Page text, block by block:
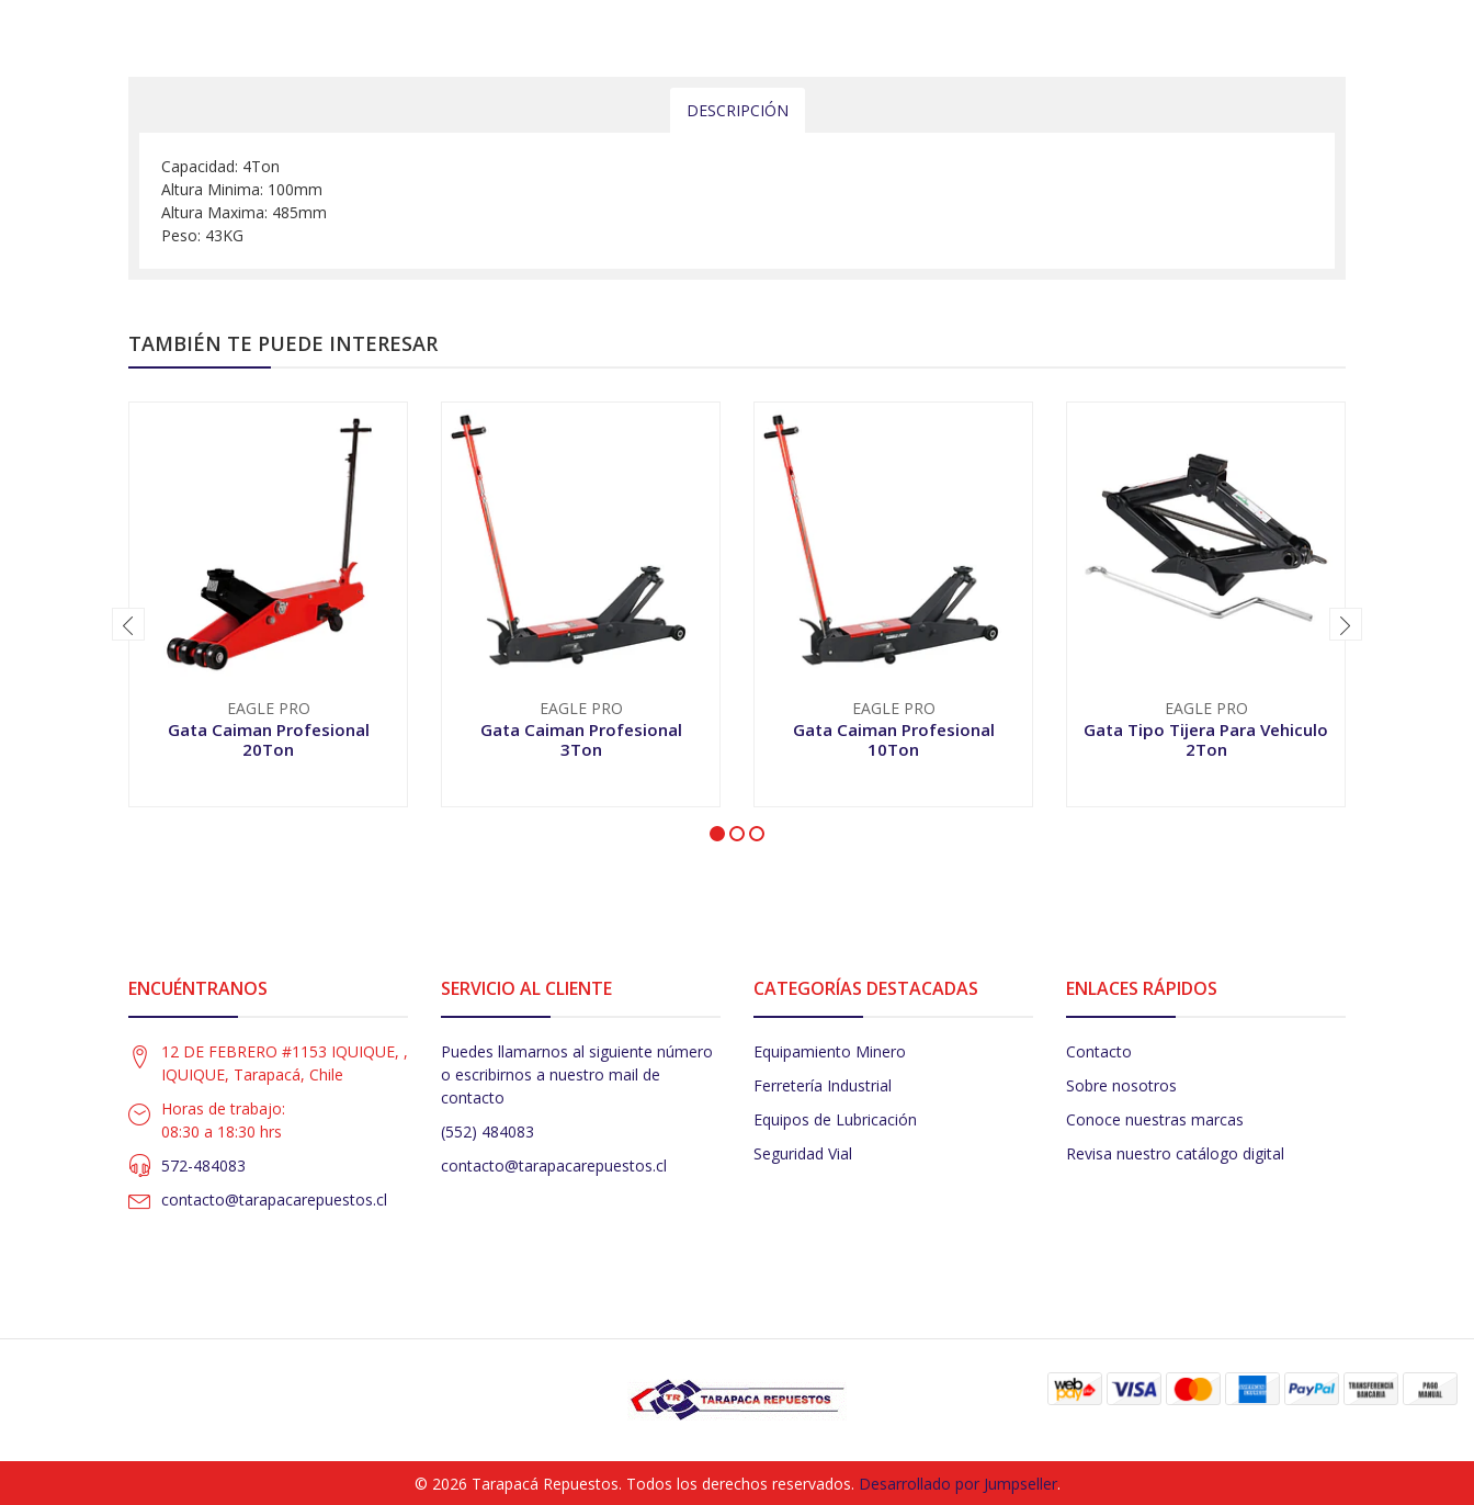
DESCRIPCIÓN
Capacidad: 4Ton
Altura Minima: 100mm
Altura Maxima: 485mm
Peso: 43KG
TAMBIÉN TE PUEDE INTERESAR
EAGLE PRO
Gata Caiman Profesional
20Ton
EAGLE PRO
Gata Caiman Profesional
3Ton
EAGLE PRO
Gata Caiman Profesional
10Ton
EAGLE PRO
Gata Tipo Tijera Para Vehiculo
2Ton
ENCUÉNTRANOS
12 DE FEBRERO #1153 IQUIQUE, ,
IQUIQUE, Tarapacá, Chile
Horas de trabajo:
08:30 a 18:30 hrs
572-484083
contacto@tarapacarepuestos.cl
SERVICIO AL CLIENTE
Puedes llamarnos al siguiente número
o escribirnos a nuestro mail de
contacto
(552) 484083
contacto@tarapacarepuestos.cl
CATEGORÍAS DESTACADAS
Equipamiento Minero
Ferretería Industrial
Equipos de Lubricación
Seguridad Vial
ENLACES RÁPIDOS
Contacto
Sobre nosotros
Conoce nuestras marcas
Revisa nuestro catálogo digital
© 2026 Tarapacá Repuestos. Todos los derechos reservados. Desarrollado por Jumpseller.